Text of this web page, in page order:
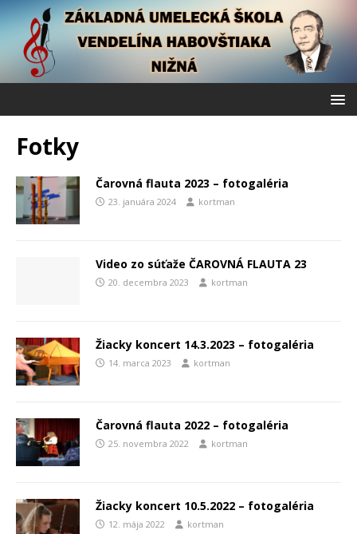
Fotky
Čarovná flauta 2023 – fotogaléria
23. januára 2024 kortman
Video zo súťaže ČAROVNÁ FLAUTA 23
20. decembra 2023 kortman
Žiacky koncert 14.3.2023 – fotogaléria
14. marca 2023 kortman
Čarovná flauta 2022 – fotogaléria
25. novembra 2022 kortman
Žiacky koncert 10.5.2022 – fotogaléria
12. mája 2022 kortman